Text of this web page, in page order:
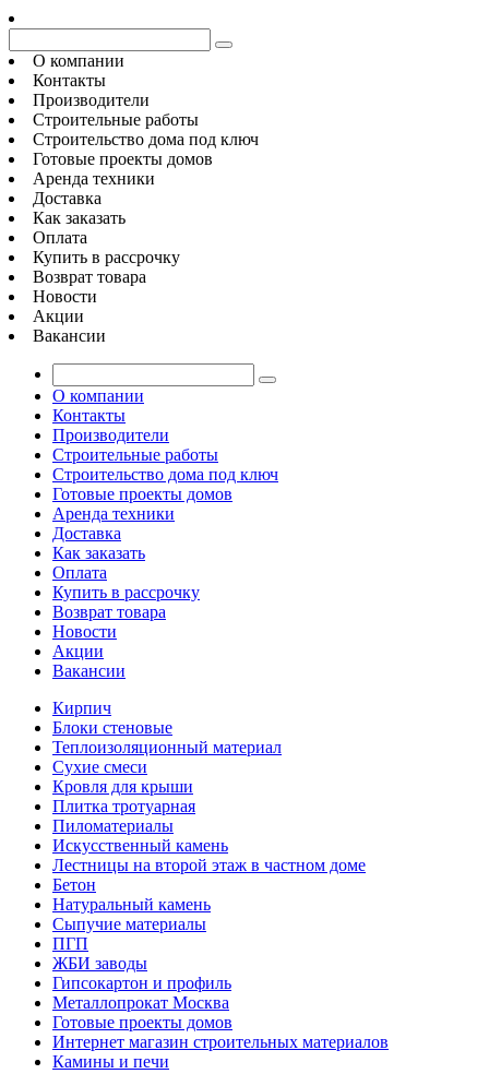
О компании
Контакты
Производители
Строительные работы
Строительство дома под ключ
Готовые проекты домов
Аренда техники
Доставка
Как заказать
Оплата
Купить в рассрочку
Возврат товара
Новости
Акции
Вакансии
О компании
Контакты
Производители
Строительные работы
Строительство дома под ключ
Готовые проекты домов
Аренда техники
Доставка
Как заказать
Оплата
Купить в рассрочку
Возврат товара
Новости
Акции
Вакансии
Кирпич
Блоки стеновые
Теплоизоляционный материал
Сухие смеси
Кровля для крыши
Плитка тротуарная
Пиломатериалы
Искусственный камень
Лестницы на второй этаж в частном доме
Бетон
Натуральный камень
Сыпучие материалы
ПГП
ЖБИ заводы
Гипсокартон и профиль
Металлопрокат Москва
Готовые проекты домов
Интернет магазин строительных материалов
Камины и печи